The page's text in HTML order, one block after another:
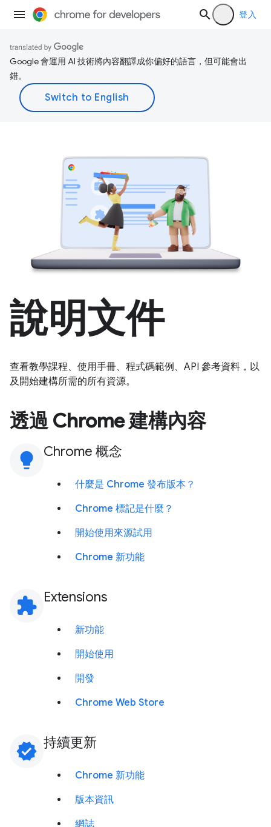
登入
Google 會運用 AI 技術將內容翻譯成你偏好的語言，但可能會出
錯。
說明文件
查看教學課程、使用手冊、程式碼範例、API 參考資料，以
及開始建構所需的所有資源。
透過 Chrome 建構內容
lightbulb Chrome 概念
什麼是 Chrome 發布版本？
Chrome 標記是什麼？
開始使用來源試用
Chrome 新功能
extension Extensions
新功能
開始使用
開發
Chrome Web Store
verified 持續更新
Chrome 新功能
版本資訊
網誌